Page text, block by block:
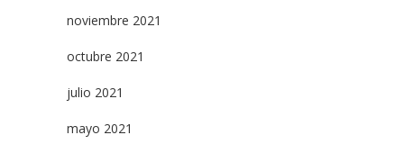
noviembre 2021
octubre 2021
julio 2021
mayo 2021